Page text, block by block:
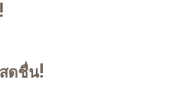
متعة صيفية منعشة!
ดชื่น!